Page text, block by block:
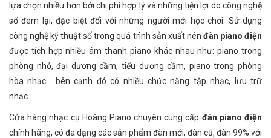
lựa chọn nhiều hơn bởi chi phí hợp lý và những tiện lợi do công nghệ
số đem lại, đặc biệt đối với những người mới học chơi. Sử dụng
công nghệ kỹ thuật số trong quá trình sản xuất nên đàn piano điện
được tích hợp nhiều âm thanh piano khác nhau như: piano trong
phòng nhỏ, đại dương cầm, tiểu dương cầm, piano trong phòng
hòa nhạc... bên cạnh đó có nhiều chức năng tập nhạc, lưu trữ
nhạc...
Cửa hàng nhạc cụ Hoàng Piano chuyên cung cấp đàn piano điện
chính hãng, có đa dạng các sản phẩm đàn mới, đàn cũ, đàn 99% với